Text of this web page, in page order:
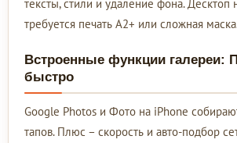
тексты, стили и удаление фона. Десктоп
требуется печать А2+ или сложная
Встроенные функции галереи:
быстро
Google Photos и Фото на iPhone
тапов. Плюс – скорость и авто-подбор